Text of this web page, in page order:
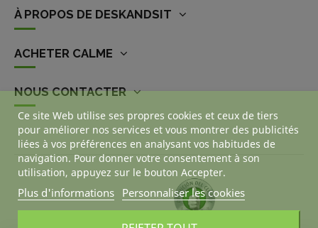
À PROPOS DE DESKANDSIT
ACHETER CALME
NOUS CONTACTER
Ce site Web utilise ses propres cookies et ceux de tiers
pour améliorer nos services et vous montrer des publicités
liées à vos préférences en analysant vos habitudes de
navigation. Pour donner votre consentement à son
utilisation, appuyez sur le bouton Accepter.
Plus d'informations Personnaliser les cookies